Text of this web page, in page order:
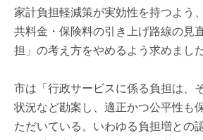
家計負担軽減策が実効性を持つよう
共料金・保険料の引き上げ路線の見
担」の考え方をやめるよう求めました
市は「行政サービスに係る負担は、
状況など勘案し、適正かつ公平性も
ただいている。いわゆる負担増との